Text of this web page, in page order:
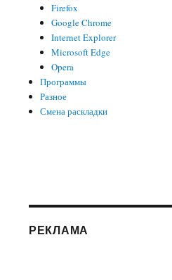
Firefox
Google Chrome
Internet Explorer
Microsoft Edge
Opera
Программы
Разное
Смена раскладки
РЕКЛАМА